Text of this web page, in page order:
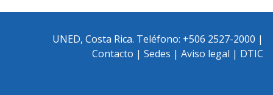
UNED, Costa Rica. Teléfono: +506 2527-2000 |
Contacto | Sedes | Aviso legal | DTIC